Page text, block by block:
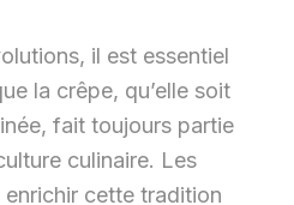
il est essentiel
la crêpe, qu’elle soit
fait toujours partie
culinaire. Les
cette tradition